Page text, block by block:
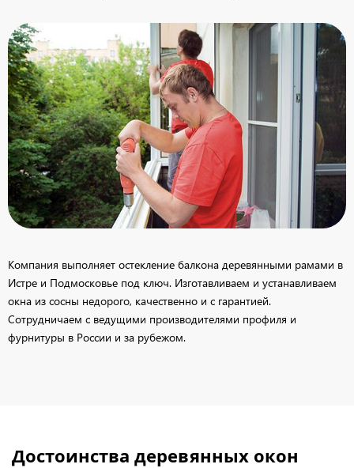
Компания выполняет остекление балкона деревянными рамами в
Истре и Подмосковье под ключ. Изготавливаем и устанавливаем
окна из сосны недорого, качественно и с гарантией.
Сотрудничаем с ведущими производителями профиля и
фурнитуры в России и за рубежом.
Достоинства деревянных окон